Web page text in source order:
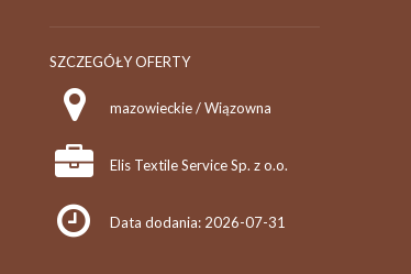
SZCZEGÓŁY OFERTY
mazowieckie / Wiązowna
Elis Textile Service Sp. z o.o.
Data dodania: 2026-07-31